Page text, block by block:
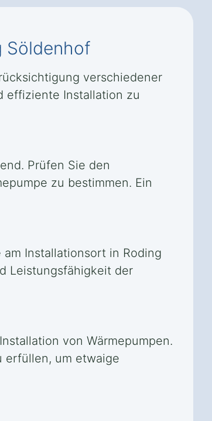
Söldenhof
verschiedener
effiziente Installation zu
Prüfen Sie den
zu bestimmen. Ein
Installationsort in Roding
Leistungsfähigkeit der
von Wärmepumpen.
erfüllen, um etwaige